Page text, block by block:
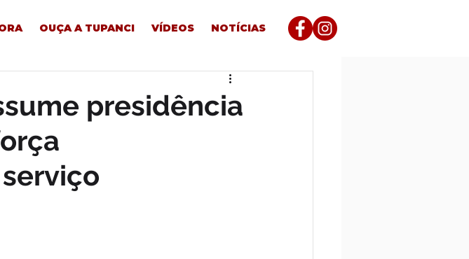
OUÇA A TUPANCI VÍDEOS NOTÍCIAS
presidência